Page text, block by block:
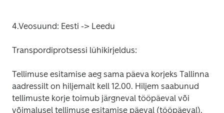
4.Veosuund: Eesti -> Leedu
Transpordiprotsessi lühikirjeldus:
Tellimuse esitamise aeg sama päeva korjeks Tallinna
aadressilt on hiljemalt kell 12.00. Hiljem saabunud
tellimuste korje toimub järgneval tööpäeval või
võimalusel tellimuse esitamise päeval (tööpäeval).